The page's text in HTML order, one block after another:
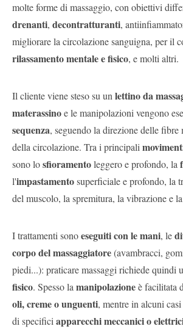
molte forme di massaggio, con obiettivi
drenanti, decontratturanti,
migliorare la circolazione sanguigna, per il
rilassamento mentale e fisico, e molti altri.
Il cliente viene steso su unlettino da
materassinoe le manipolazioni vengono
sequenza, seguendo la direzione delle
della circolazione. Tra i principali
sono losfioramentoleggero e profondo, la
l'impastamentosuperficiale e profondo, la
del muscolo, la spremitura, la vibrazione e
I trattamenti sonoeseguiti con le mani, le
corpo del massaggiatore(avambracci,
piedi...): praticare massaggi richiede quindi
fisico. Spesso lamanipolazioneè facilitata
oli, creme o unguenti, mentre in alcuni
di specificiapparecchi meccanici o